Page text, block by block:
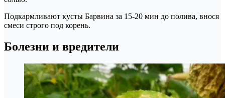
Подкармливают кусты Барвина за 15-20 мин до полива, внося
смеси строго под корень.
Болезни и вредители